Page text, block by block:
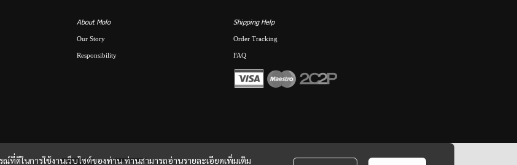
ดีในการใช้งานเว็บไซต์ของท่าน ท่านสามารถอ่านรายละเอียดเพิ่มเติม
About Molo
Our Story
Responsibility
Shipping Help
Order Tracking
FAQ